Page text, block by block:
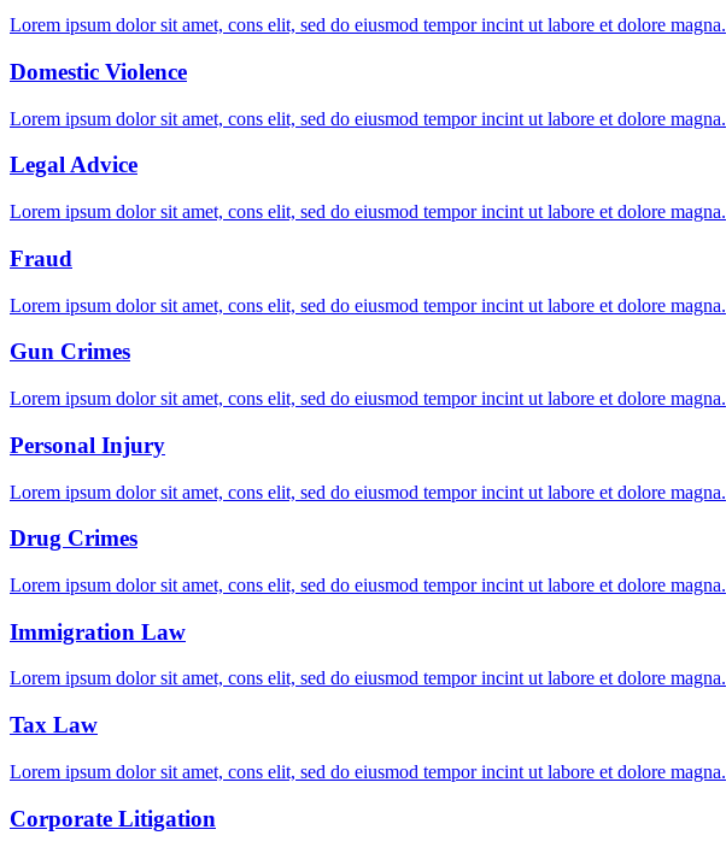
Lorem ipsum dolor sit amet, cons elit, sed do eiusmod tempor incint ut labore et dolore magna.
Domestic Violence
Lorem ipsum dolor sit amet, cons elit, sed do eiusmod tempor incint ut labore et dolore magna.
Legal Advice
Lorem ipsum dolor sit amet, cons elit, sed do eiusmod tempor incint ut labore et dolore magna.
Fraud
Lorem ipsum dolor sit amet, cons elit, sed do eiusmod tempor incint ut labore et dolore magna.
Gun Crimes
Lorem ipsum dolor sit amet, cons elit, sed do eiusmod tempor incint ut labore et dolore magna.
Personal Injury
Lorem ipsum dolor sit amet, cons elit, sed do eiusmod tempor incint ut labore et dolore magna.
Drug Crimes
Lorem ipsum dolor sit amet, cons elit, sed do eiusmod tempor incint ut labore et dolore magna.
Immigration Law
Lorem ipsum dolor sit amet, cons elit, sed do eiusmod tempor incint ut labore et dolore magna.
Tax Law
Lorem ipsum dolor sit amet, cons elit, sed do eiusmod tempor incint ut labore et dolore magna.
Corporate Litigation